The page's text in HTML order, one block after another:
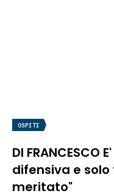
OSPITI
DI FRANCESCO
difensiva e
meritato"